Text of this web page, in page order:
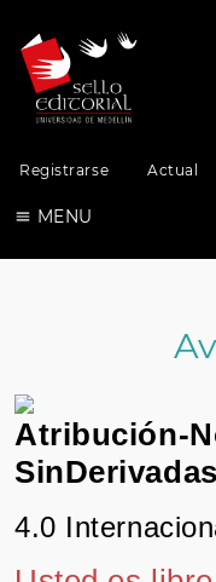
Registrarse Actual
MENU
Atribución-
SinDerivadas
4.0